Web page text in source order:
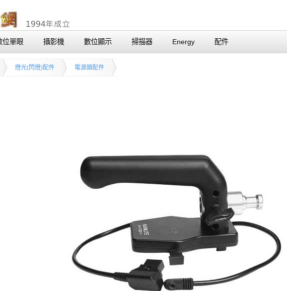
位單眼 攝影機 數位顯示 掃描器 Energy 配件
燈光(閃燈)配件 電源類配件